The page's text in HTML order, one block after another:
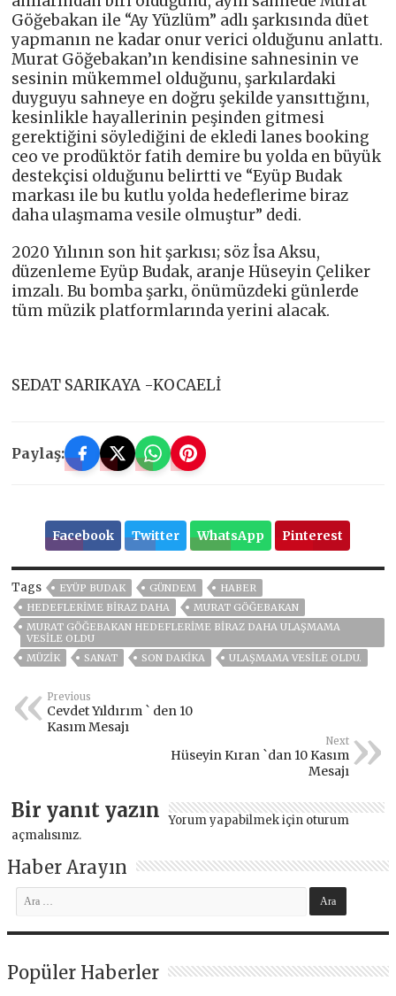
Göğebakan ile “Ay Yüzlüm” adlı şarkısında düet
yapmanın ne kadar onur verici olduğunu anlattı.
Murat Göğebakan’ın kendisine sahnesinin ve
sesinin mükemmel olduğunu, şarkılardaki
duyguyu sahneye en doğru şekilde yansıttığını,
kesinlikle hayallerinin peşinden gitmesi
gerektiğini söylediğini de ekledi lanes booking
ceo ve prodüktör fatih demire bu yolda en büyük
destekçisi olduğunu belirtti ve “Eyüp Budak
markası ile bu kutlu yolda hedeflerime biraz
daha ulaşmama vesile olmuştur” dedi.
2020 Yılının son hit şarkısı; söz İsa Aksu,
düzenleme Eyüp Budak, aranje Hüseyin Çeliker
imzalı. Bu bomba şarkı, önümüzdeki günlerde
tüm müzik platformlarında yerini alacak.
SEDAT SARIKAYA -KOCAELİ
Paylaş:
Facebook Twitter WhatsApp Pinterest
Tags EYÜP BUDAK GÜNDEM
HABER
HEDEFLERIME BIRAZ DAHA
MURAT GÖĞEBAKAN
MURAT GÖĞEBAKAN HEDEFLERIME BIRAZ DAHA ULAŞMAMA
VESILE OLDU
MÜZIK
SANAT SON DAKIKA ULAŞMAMA VESILE OLDU.
Previous
Cevdet Yıldırım ` den 10
Kasım Mesajı
Next
Hüseyin Kıran `dan 10 Kasım
Mesajı
Bir yanıt yazın Yorum yapabilmek için oturum
açmalısınız.
Haber Arayın
Popüler Haberler